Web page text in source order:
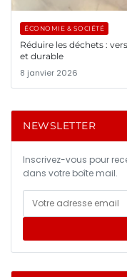
ÉCONOMIE & SOCIÉTÉ
Réduire les déchets :
et durable
8 janvier 2026
NEWSLETTER
Inscrivez-vous pour
dans votre boîte mail.